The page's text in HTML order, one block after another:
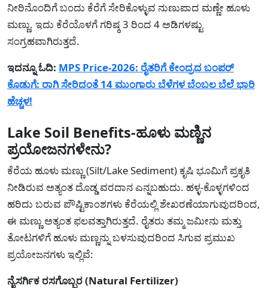
ನೀರಿನೊಂದಿಗೆ ಬಂದು ಕೆರೆಗೆ ಸೇರಿಕೊಳ್ಳುವ ನುಣುಪಾದ ಮಣ್ಣೇ ಹೂಳು
ಮಣ್ಣು. ಇದು ಕೆರೆಯೊಳಗೆ ಗರಿಷ್ಠ 3 ರಿಂದ 4 ಅಡಿಗಳಷ್ಟು
ಸಂಗ್ರಹವಾಗಿರುತ್ತದೆ.
ಇದನ್ನೂ ಓದಿ: MPS Price-2026: ರೈತರಿಗೆ ಕೇಂದ್ರದ ಬಂಪರ್
ಕೊಡುಗೆ: ರಾಗಿ ಸೇರಿದಂತೆ 14 ಮುಂಗಾರು ಬೆಳೆಗಳ ಬೆಂಬಲ ಬೆಲೆ ಭಾರಿ
ಹೆಚ್ಚಳ!
Lake Soil Benefits-ಹೂಳು ಮಣ್ಣಿನ
ಪ್ರಯೋಜನಗಳೇನು?
ಕೆರೆಯ ಹೂಳು ಮಣ್ಣು (Silt/Lake Sediment) ಕೃಷಿ ಭೂಮಿಗೆ ಪ್ರಕೃತಿ
ನೀಡಿರುವ ಅತ್ಯಂತ ದೊಡ್ಡ ವರದಾನ ಎನ್ನಬಹುದು. ಹಳ್ಳ-ಕೊಳ್ಳಗಳಿಂದ
ಹರಿದು ಬರುವ ಪೌಷ್ಟಿಕಾಂಶಗಳು ಕೆರೆಯಲ್ಲಿ ಶೇಖರಣೆಯಾಗುವುದರಿಂದ,
ಈ ಮಣ್ಣು ಅತ್ಯಂತ ಫಲವತ್ತಾಗಿರುತ್ತದೆ. ರೈತರು ತಮ್ಮ ಜಮೀನು ಮತ್ತು
ತೋಟಗಳಿಗೆ ಹೂಳು ಮಣ್ಣನ್ನು ಬಳಸುವುದರಿಂದ ಸಿಗುವ ಪ್ರಮುಖ
ಪ್ರಯೋಜನಗಳು ಇಲ್ಲಿವೆ:
ನೈಸರ್ಗಿಕ ರಸಗೊಬ್ಬರ (Natural Fertilizer)